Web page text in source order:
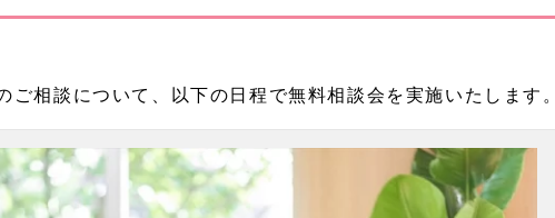
ご相談について、以下の日程で無料相談会を実施いたします。